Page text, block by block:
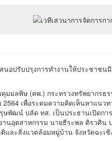
นอปรับปรุงการทำงานให้ประชาชน
มลพิษ (คพ.) กระทรวงทรัพยากรธ
เพื่อระดมความคิดเห็นหาแน
พัฒน์ ปลัด ทส. เป็นประธานเปิดก
นอุตสาหกรรม นายธีระพล ติรวศิ
ละสิ่งแวดล้อมหมู่บ้าน จังหวัดฉะ